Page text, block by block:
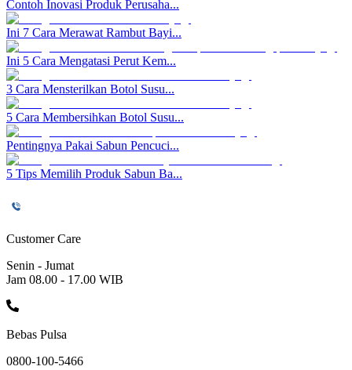
Contoh Inovasi Produk Perusaha...
Ini 7 Cara Merawat Rambut Bayi...
Ini 5 Cara Mengatasi Perut Kem...
3 Cara Mensterilkan Botol Susu...
5 Cara Membersihkan Botol Susu...
Pentingnya Pakai Sabun Pencuci...
5 Tips Memilih Produk Sabun Ba...
Customer Care
Senin - Jumat
Jam 08.00 - 17.00 WIB
Bebas Pulsa
0800-100-5466